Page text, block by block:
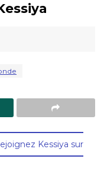
Kessiya sur